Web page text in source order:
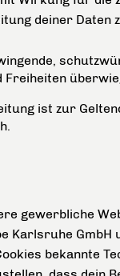
deiner Daten
Freiheiten
ist zur
gewerbliche
Karlsruhe GmbH
bekannte